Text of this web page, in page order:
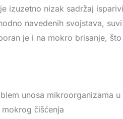
izuzetno nizak sadržaj
navedenih svojstava,
je i na mokro brisanje,
unosa mikroorganizama
čišćenja